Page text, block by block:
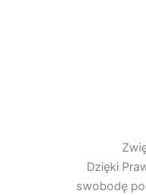
Dzięki
swobodę